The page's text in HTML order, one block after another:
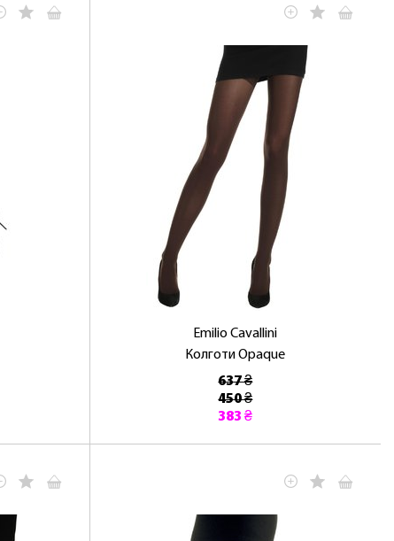
Emilio Cavallini
Колготи Opaque
637 ₴
450 ₴
383 ₴